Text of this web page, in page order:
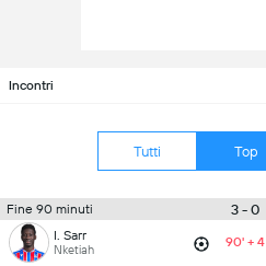
Incontri
Tutti Top
Fine 90 minuti 3 - 0
I. Sarr
Nketiah 90' + 4